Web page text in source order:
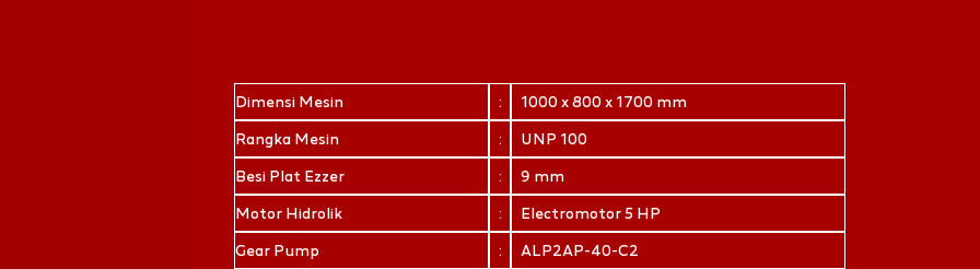
Dimensi Mesin :
1000 x 800 x 1700 mm
Rangka Mesin
:
UNP 100
Besi Plat Ezzer
:
9 mm
Motor Hidrolik
:
Electromotor 5 HP
Gear Pump
:
ALP2AP-40-C2